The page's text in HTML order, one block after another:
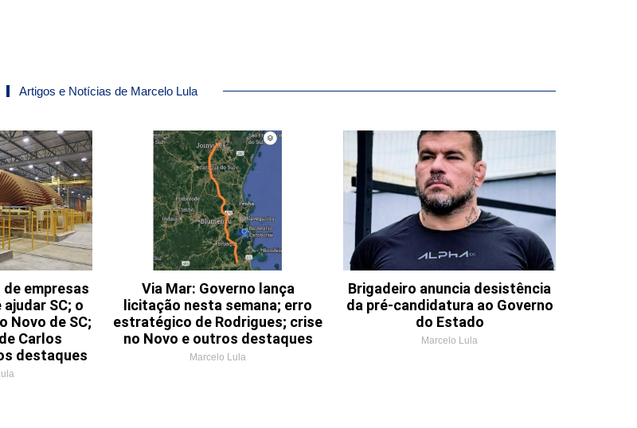
Artigos e Notícias de Marcelo Lula
empresas
SC; o
Novo de SC;
Carlos
destaques
Via Mar: Governo lança
licitação nesta semana; erro
estratégico de Rodrigues; crise
no Novo e outros destaques
Marcelo Lula
Brigadeiro anuncia desistência
da pré-candidatura ao Governo
do Estado
Marcelo Lula